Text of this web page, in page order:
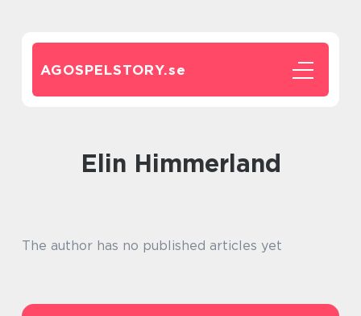
AGOSPELSTORY.se
Elin Himmerland
The author has no published articles yet